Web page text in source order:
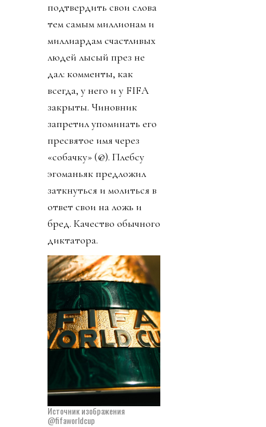
подтвердить свои слова
тем самым миллионам и
миллиардам счастливых
людей лысый през не
дал: комменты, как
всегда, у него и у FIFA
закрыты. Чиновник
запретил упоминать его
пресвятое имя через
«собачку» (@). Плебсу
эгоманьяк предложил
заткнуться и молиться в
ответ свои на ложь и
бред. Качество обычного
диктатора.
Источник изображения
@fifaworldcup